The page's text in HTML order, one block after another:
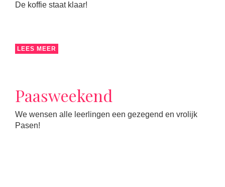
De koffie staat klaar!
LEES MEER
Paasweekend
We wensen alle leerlingen een gezegend en vrolijk
Pasen!